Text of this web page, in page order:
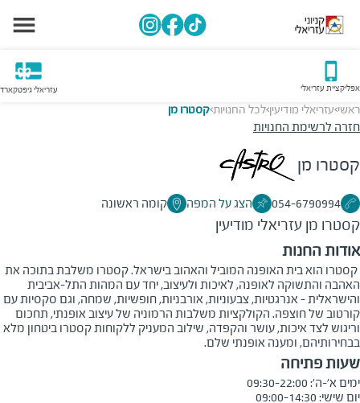
אפליקציית עזריאלי עזריאלי גיפטקארד
ראשי>עזריאלי מודיעין>לכל החנויות>קסטרו מן
חזרה לרשימת החנויות
קסטרו מן
054-6790994 הצג על המפה קומה ראשונה
קסטרו מן עזריאלי מודיעין
אודות החנות
קסטרו הוא בית האופנה המוביל והאהוב בישראל. קסטרו משלבת בתוכה את
האהבה והתשוקה לאופנה, לאיכות ולעיצוב, יחד עם המהות התל-אביבית
והישראלית - אנרגטיות, צבעוניות, אורבניות, חופשיות, שמחה, וגם סקסיות עם
קורטוב של חוצפה. הקולקציות משלבות הרמוניה של עיצוב אופנתי, תחכום
וריגוש לצד איכות, עושר והקפדה, שילוב המעניק ללקוחות קסטרו ביטחון מלא
בבחירותיהם, ומענה אופנתי שלם.
שעות פתיחה